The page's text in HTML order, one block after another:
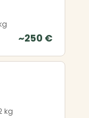
~250 €
kg